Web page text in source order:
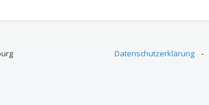
Datenschutzerklärung -